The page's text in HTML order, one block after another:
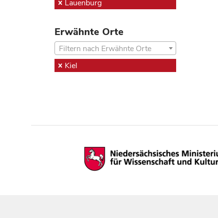
Lauenburg
Erwähnte Orte
Filtern nach Erwähnte Orte
Kiel